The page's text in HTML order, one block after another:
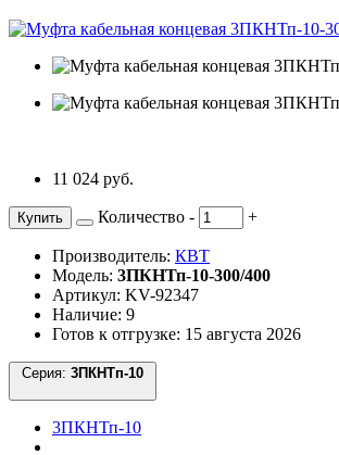
11 024 руб.
Купить Количество - +
Производитель: КВТ
Модель: 3ПКНТп-10-300/400
Артикул: KV-92347
Наличие: 9
Готов к отгрузке: 15 августа 2026
Серия:
3ПКНТп-10